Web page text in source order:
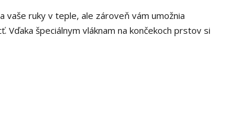
vaše ruky v teple, ale zároveň vám umožnia
špeciálnym vláknam na končekoch prstov si